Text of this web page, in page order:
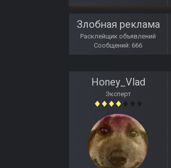
Злобная реклама
Расклейщик объявлений
Сообщений: 666
Honey_Vlad
Эксперт